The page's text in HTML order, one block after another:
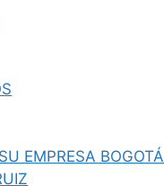
EMPRESA BOGOTÁ